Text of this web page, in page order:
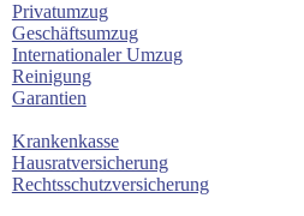
Privatumzug
Geschäftsumzug
Internationaler Umzug
Reinigung
Garantien
Krankenkasse
Hausratversicherung
Rechtsschutzversicherung